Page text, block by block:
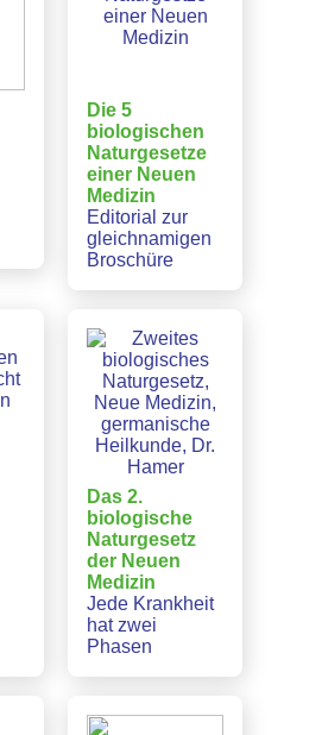
Die 5
biologischen
Naturgesetze
einer Neuen
Medizin
Editorial zur
gleichnamigen
Broschüre
Das 2.
biologische
Naturgesetz
der Neuen
Medizin
Jede Krankheit
hat zwei
Phasen